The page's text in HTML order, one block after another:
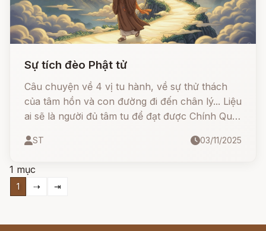
Sự tích đèo Phật tử
Câu chuyện về 4 vị tu hành, về sự thử thách
của tâm hồn và con đường đi đến chân lý... Liệu
ai sẽ là người đủ tâm tu để đạt được Chính Quả,
ST 03/11/2025
1 mục
1 ⇢ ⇥